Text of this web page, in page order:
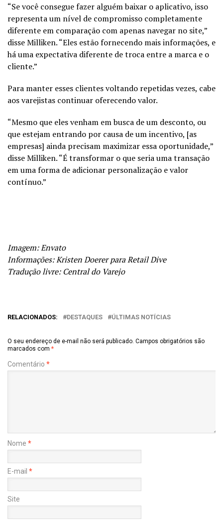
“Se você consegue fazer alguém baixar o aplicativo, isso
representa um nível de compromisso completamente
diferente em comparação com apenas navegar no site,”
disse Milliken. “Eles estão fornecendo mais informações, e
há uma expectativa diferente de troca entre a marca e o
cliente.”
Para manter esses clientes voltando repetidas vezes, cabe
aos varejistas continuar oferecendo valor.
“Mesmo que eles venham em busca de um desconto, ou
que estejam entrando por causa de um incentivo, [as
empresas] ainda precisam maximizar essa oportunidade,”
disse Milliken. “É transformar o que seria uma transação
em uma forma de adicionar personalização e valor
contínuo.”
Imagem: Envato
Informações: Kristen Doerer para Retail Dive
Tradução livre: Central do Varejo
RELACIONADOS: DESTAQUES ÚLTIMAS NOTÍCIAS
O seu endereço de e-mail não será publicado. Campos obrigatórios são
marcados com *
Comentário *
Nome *
E-mail *
Site